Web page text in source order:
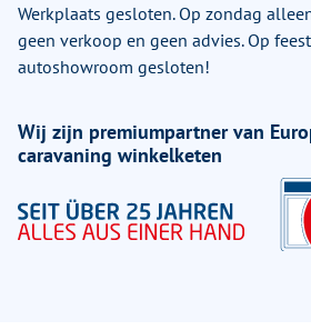
Werkplaats gesloten. Op zondag
geen verkoop en geen advies. Op
autoshowroom gesloten!
Wij zijn premiumpartner van
caravaning winkelketen